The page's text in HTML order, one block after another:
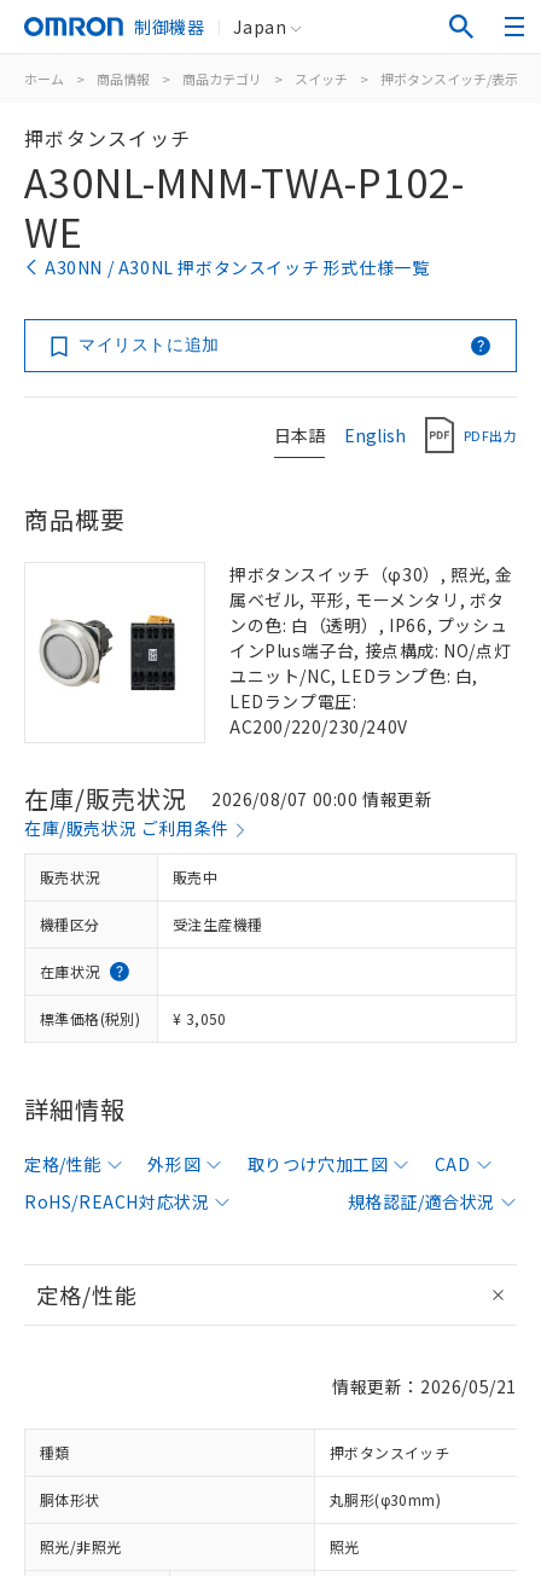
制御機器 Japan
ホーム > 商品情報 > 商品カテゴリ > スイッチ > 押ボタンスイッチ/表示灯
押ボタンスイッチ
A30NL-MNM-TWA-P102-
WE
A30NN / A30NL 押ボタンスイッチ 形式仕様一覧
マイリストに追加
日本語 English PDF出力
商品概要
押ボタンスイッチ（φ30）, 照光, 金
属ベゼル, 平形, モーメンタリ, ボタ
ンの色: 白（透明）, IP66, プッシュ
インPlus端子台, 接点構成: NO/点灯
ユニット/NC, LEDランプ色: 白,
LEDランプ電圧:
AC200/220/230/240V
在庫/販売状況
2026/08/07 00:00 情報更新
在庫/販売状況 ご利用条件
販売状況 販売中
機種区分 受注生産機種
在庫状況
標準価格(税別) ¥ 3,050
詳細情報
定格/性能 外形図 取りつけ穴加工図
CAD
RoHS/REACH対応状況
規格認証/適合状況
定格/性能
情報更新：2026/05/21
種類 押ボタンスイッチ
胴体形状 丸胴形(φ30mm)
照光/非照光 照光